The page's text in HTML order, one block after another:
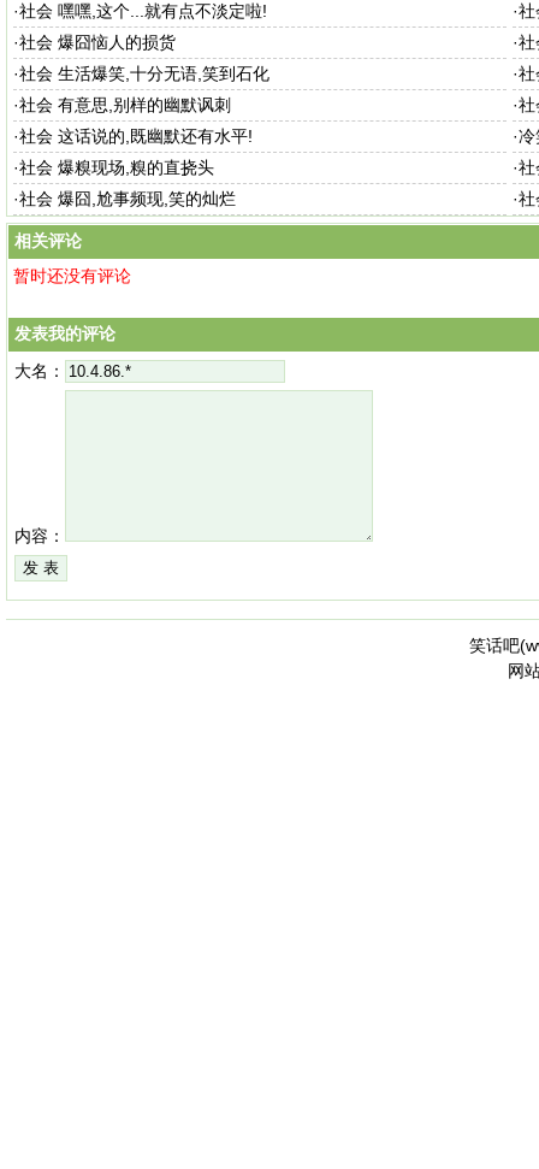
·社会 嘿嘿,这个...就有点不淡定啦! ·社
·社会 爆囧恼人的损货 ·社
·社会 生活爆笑,十分无语,笑到石化 ·社
·社会 有意思,别样的幽默讽刺 ·社
·社会 这话说的,既幽默还有水平! ·冷
·社会 爆糗现场,糗的直挠头 ·社
·社会 爆囧,尬事频现,笑的灿烂 ·社
相关评论
暂时还没有评论
发表我的评论
大名：
内容：
笑话吧(
网